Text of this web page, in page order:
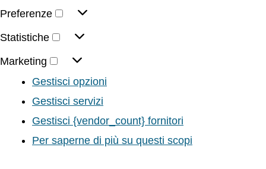
Preferenze
Statistiche
Marketing
Gestisci opzioni
Gestisci servizi
Gestisci {vendor_count} fornitori
Per saperne di più su questi scopi